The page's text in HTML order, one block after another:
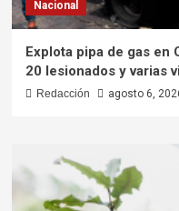
Nacional
Explota pipa de gas en
20 lesionados y varias
Redacción agosto 6,